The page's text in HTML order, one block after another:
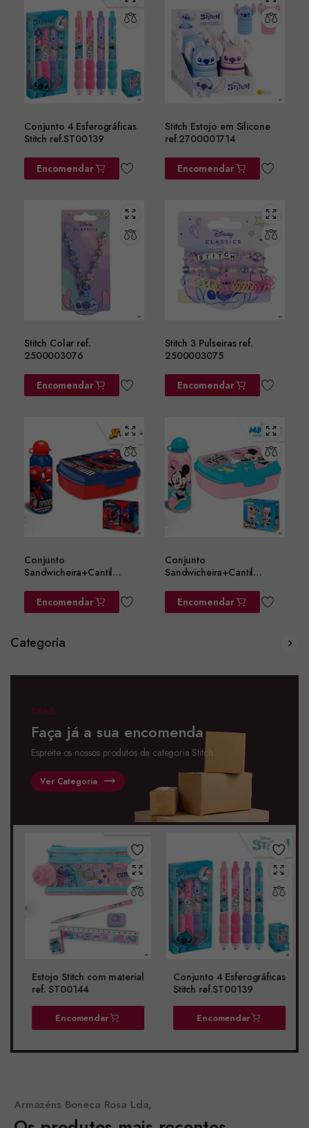
Conjunto 4 Esferográficas
Stitch ref.ST00139
Encomendar
Stitch Estojo em Silicone
ref.2700001714
Encomendar
Stitch Colar ref.
2500003076
Encomendar
Stitch 3 Pulseiras ref.
2500003075
Encomendar
Conjunto
Sandwicheira+Cantil
500ML Ref. SP50006
Encomendar
Conjunto
Sandwicheira+Cantil
Ref. MN30011
Encomendar
Categoria
Stitch
Faça já a sua encomenda
Espreite os nossos produtos da categoria Stitch...
Ver Categoria
Estojo Stitch com material
ref. ST00144
Encomendar
Conjunto 4 Esferográficas
Stitch ref.ST00139
Encomendar
Armazéns Boneca Rosa Lda,